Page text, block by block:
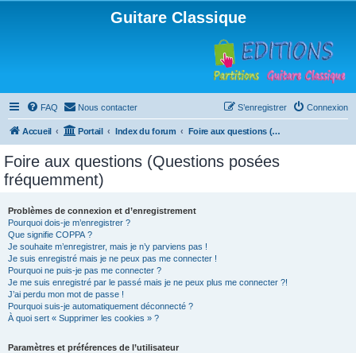
Guitare Classique
FAQ Nous contacter Connexion
S’enregistrer
Accueil Portail Index du forum Foire aux questions (Questions posées fréquemment)
Foire aux questions (Questions posées
fréquemment)
Problèmes de connexion et d’enregistrement
Pourquoi dois-je m’enregistrer ?
Que signifie COPPA ?
Je souhaite m’enregistrer, mais je n’y parviens pas !
Je suis enregistré mais je ne peux pas me connecter !
Pourquoi ne puis-je pas me connecter ?
Je me suis enregistré par le passé mais je ne peux plus me connecter ?!
J’ai perdu mon mot de passe !
Pourquoi suis-je automatiquement déconnecté ?
À quoi sert « Supprimer les cookies » ?
Paramètres et préférences de l’utilisateur